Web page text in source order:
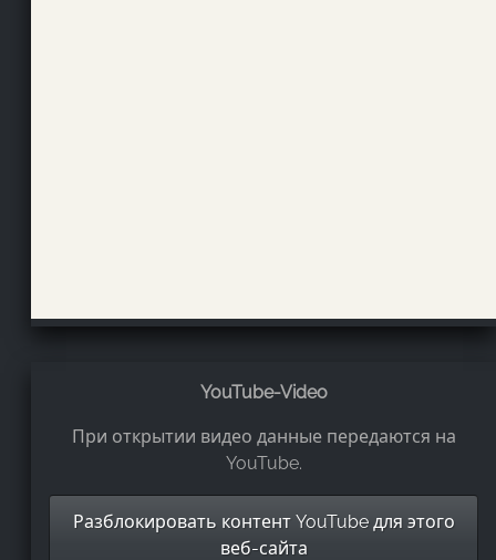
YouTube-Video
При открытии видео данные передаются на
YouTube.
Разблокировать контент YouTube для этого
веб-сайта